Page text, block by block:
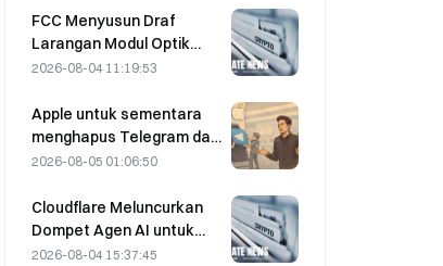
FCC Menyusun Draf
Larangan Modul Optik
Pusat Data dari Tiongkok;
Terdampak pada 27%
Pangsa Pasarnya
2026-08-04 11:19:53
Apple untuk sementara
menghapus Telegram dari
platformnya terkait
membantahnya dan
mengatakan bahwa
Telegram mengalami
2026-08-05 01:06:50
Cloudflare Meluncurkan
Dompet Agen AI untuk
Memungkinkan
2026-08-04 15:37:45